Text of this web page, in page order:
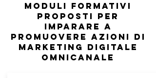
Moduli formativi
proposti per
imparare a
promuovere azioni di
marketing digitale
omnicanale